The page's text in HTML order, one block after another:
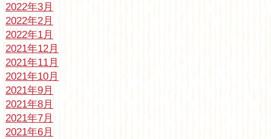
2022年3月
2022年2月
2022年1月
2021年12月
2021年11月
2021年10月
2021年9月
2021年8月
2021年7月
2021年6月